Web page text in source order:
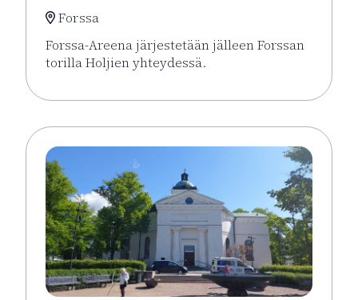
Forssa
Forssa-Areena järjestetään jälleen Forssan
torilla Holjien yhteydessä.